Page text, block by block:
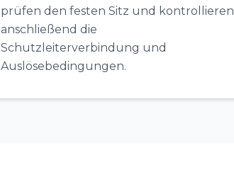
prüfen den festen Sitz und kontrollieren
anschließend die
Schutzleiterverbindung und
Auslösebedingungen.